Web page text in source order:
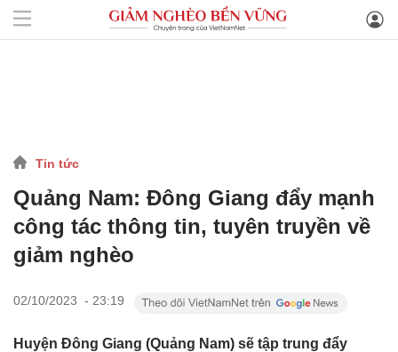
Tin tức
Quảng Nam: Đông Giang đẩy mạnh
công tác thông tin, tuyên truyền về
giảm nghèo
02/10/2023 - 23:19
Huyện Đông Giang (Quảng Nam) sẽ tập trung đẩy